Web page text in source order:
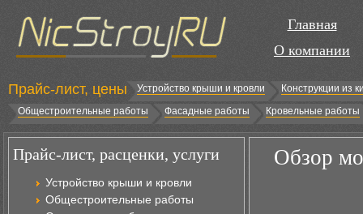
Главная
О компании
Прайс-лист, цены Устройство крыши и кровли
Конструкции из
Общестроительные работы
Фасадные работы Кровельные работы
Прайс-лист, расценки, услуги
Устройство крыши и кровли
Общестроительные работы
Обзор